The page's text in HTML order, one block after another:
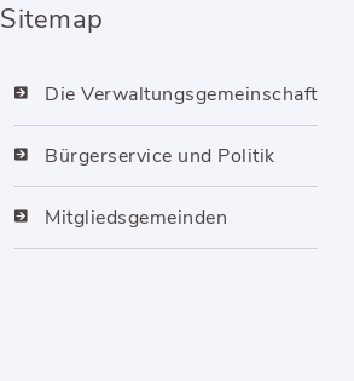
Sitemap
Die Verwaltungsgemeinschaft
Bürgerservice und Politik
Mitgliedsgemeinden